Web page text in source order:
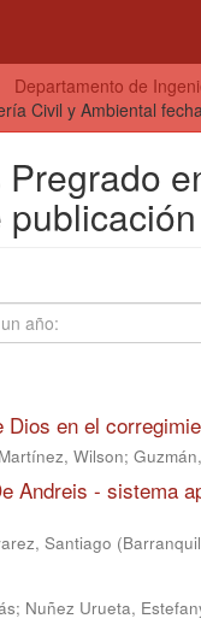
Departamento de
Civil y Ambiental
en el
Martínez, Wilson;
Andreis - sistema
Santiago (
; Nuñez Urueta,